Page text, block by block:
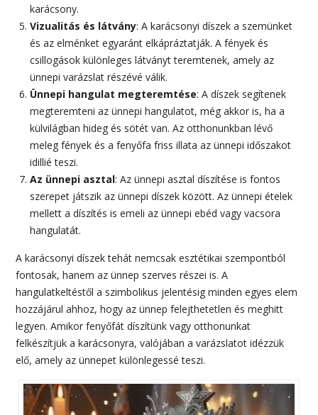
karácsony.
Vizualitás és látvány: A karácsonyi díszek a szemünket
és az elménket egyaránt elkápráztatják. A fények és
csillogások különleges látványt teremtenek, amely az
ünnepi varázslat részévé válik.
Ünnepi hangulat megteremtése: A díszek segítenek
megteremteni az ünnepi hangulatot, még akkor is, ha a
külvilágban hideg és sötét van. Az otthonunkban lévő
meleg fények és a fenyőfa friss illata az ünnepi időszakot
idillié teszi.
Az ünnepi asztal: Az ünnepi asztal díszítése is fontos
szerepet játszik az ünnepi díszek között. Az ünnepi ételek
mellett a díszítés is emeli az ünnepi ebéd vagy vacsora
hangulatát.
A karácsonyi díszek tehát nemcsak esztétikai szempontból
fontosak, hanem az ünnep szerves részei is. A
hangulatkeltéstől a szimbolikus jelentésig minden egyes elem
hozzájárul ahhoz, hogy az ünnep felejthetetlen és meghitt
legyen. Amikor fenyőfát díszítünk vagy otthonunkat
felkészítjük a karácsonyra, valójában a varázslatot idézzük
elő, amely az ünnepet különlegessé teszi.